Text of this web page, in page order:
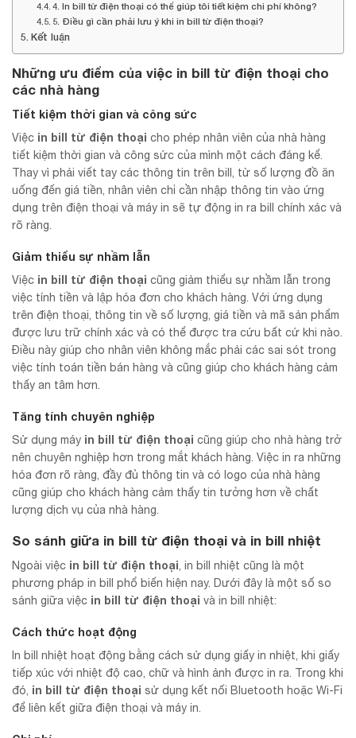
4. In bill từ điện thoại có thể giúp tôi tiết kiệm chi phí không?
5. Điều gì cần phải lưu ý khi in bill từ điện thoại?
Kết luận
Những ưu điểm của việc in bill từ điện thoại cho
các nhà hàng
Tiết kiệm thời gian và công sức
Việc in bill từ điện thoại cho phép nhân viên của nhà hàng
tiết kiệm thời gian và công sức của mình một cách đáng kể.
Thay vì phải viết tay các thông tin trên bill, từ số lượng đồ ăn
uống đến giá tiền, nhân viên chỉ cần nhập thông tin vào ứng
dụng trên điện thoại và máy in sẽ tự động in ra bill chính xác và
rõ ràng.
Giảm thiểu sự nhầm lẫn
Việc in bill từ điện thoại cũng giảm thiểu sự nhầm lẫn trong
việc tính tiền và lập hóa đơn cho khách hàng. Với ứng dụng
trên điện thoại, thông tin về số lượng, giá tiền và mã sản phẩm
được lưu trữ chính xác và có thể được tra cứu bất cứ khi nào.
Điều này giúp cho nhân viên không mắc phải các sai sót trong
việc tính toán tiền bán hàng và cũng giúp cho khách hàng cảm
thấy an tâm hơn.
Tăng tính chuyên nghiệp
Sử dụng máy in bill từ điện thoại cũng giúp cho nhà hàng trở
nên chuyên nghiệp hơn trong mắt khách hàng. Việc in ra những
hóa đơn rõ ràng, đầy đủ thông tin và có logo của nhà hàng
cũng giúp cho khách hàng cảm thấy tin tưởng hơn về chất
lượng dịch vụ của nhà hàng.
So sánh giữa in bill từ điện thoại và in bill nhiệt
Ngoài việc in bill từ điện thoại , in bill nhiệt cũng là một
phương pháp in bill phổ biến hiện nay. Dưới đây là một số so
sánh giữa việc in bill từ điện thoại và in bill nhiệt:
Cách thức hoạt động
In bill nhiệt hoạt động bằng cách sử dụng giấy in nhiệt, khi giấy
tiếp xúc với nhiệt độ cao, chữ và hình ảnh được in ra. Trong khi
đó, in bill từ điện thoại sử dụng kết nối Bluetooth hoặc Wi-Fi
để liên kết giữa điện thoại và máy in.